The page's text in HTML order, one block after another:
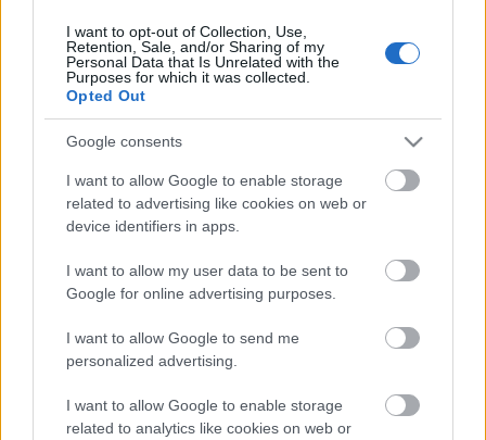
I want to opt-out of Collection, Use,
Retention, Sale, and/or Sharing of my
Personal Data that Is Unrelated with the
Purposes for which it was collected.
Opted Out
Google consents
I want to allow Google to enable storage
related to advertising like cookies on web or
device identifiers in apps.
I want to allow my user data to be sent to
Google for online advertising purposes.
I want to allow Google to send me
personalized advertising.
I want to allow Google to enable storage
related to analytics like cookies on web or
Címkék:retró nosztalgia Esmeralda Izaura
Titkok és szerelmek
Ajánlott bejegyzések:
Lefelezik a Jóban Rosszban premier
epizódjainak számát